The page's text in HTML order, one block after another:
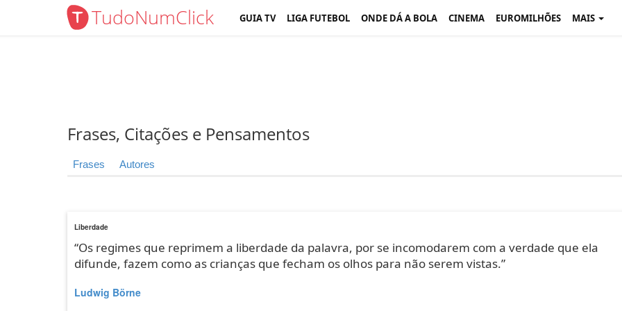
TudoNumClick GUIA TV LIGA FUTEBOL ONDE DÁ A BOLA CINEMA EUROMILHÕES MAIS
Frases, Citações e Pensamentos
Frases Autores
Liberdade
“Os regimes que reprimem a liberdade da palavra, por se incomodarem com a verdade que ela
difunde, fazem como as crianças que fecham os olhos para não serem vistas.”
Ludwig Börne